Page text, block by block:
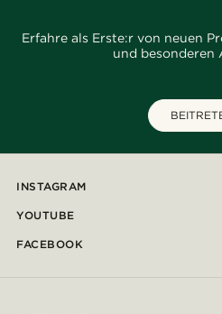
Erfahre als Erste:r von neuen
und besonderen
INSTAGRAM
YOUTUBE
FACEBOOK